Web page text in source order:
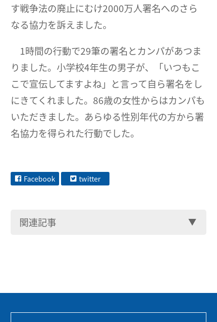
す戦争法の廃止にむけ2000万人署名へのさら
なる協力を訴えました。
1時間の行動で29筆の署名とカンパがあつま
りました。小学校4年生の男子が、「いつもこ
こで宣伝してますよね」と言って自ら署名をし
にきてくれました。86歳の女性からはカンパも
いただきました。あらゆる性別年代の方から署
名協力を得られた行動でした。
Facebook twitter
関連記事